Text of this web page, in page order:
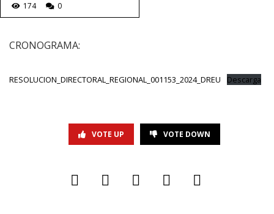
174 0
CRONOGRAMA:
RESOLUCION_DIRECTORAL_REGIONAL_001153_2024_DREU Descarga
VOTE UP VOTE DOWN